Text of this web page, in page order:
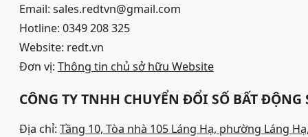
Email: sales.redtvn@gmail.com
Hotline: 0349 208 325
Website: redt.vn
Đơn vị: Thông tin chủ sở hữu Website
CÔNG TY TNHH CHUYỂN ĐỔI SỐ BẤT ĐỘNG
Địa chỉ: Tầng 10, Tòa nhà 105 Láng Hạ, phường Láng